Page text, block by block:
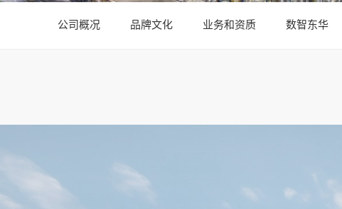
公司概况 品牌文化 业务和资质 数智东华